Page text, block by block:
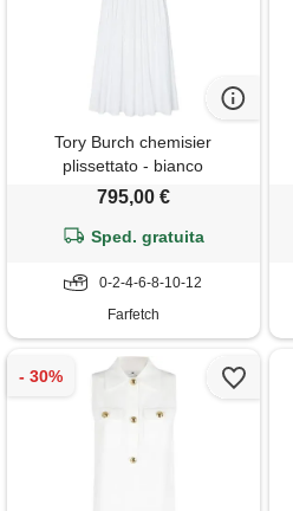
Tory Burch chemisier
plissettato - bianco
795,00 €
Sped. gratuita
0-2-4-6-8-10-12
Farfetch